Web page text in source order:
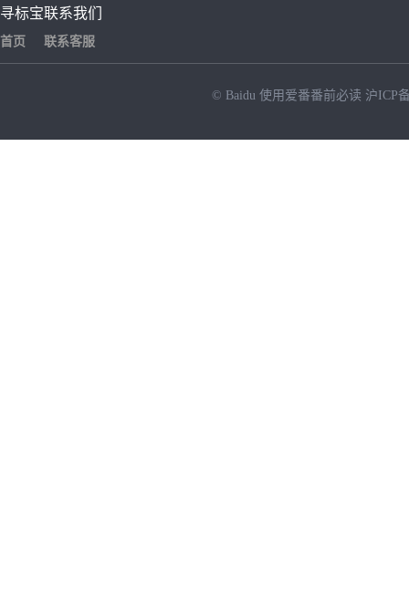
寻标宝
首页
联系我们
联系客服
© Baidu 使用爱番番前必读 沪ICP